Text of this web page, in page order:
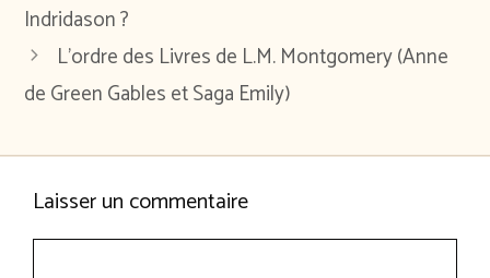
Indridason ?
L’ordre des Livres de L.M. Montgomery (Anne
de Green Gables et Saga Emily)
Laisser un commentaire